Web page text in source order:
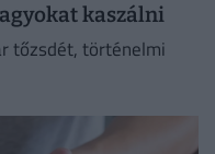
kaszálni
tőzsdét, történelmi